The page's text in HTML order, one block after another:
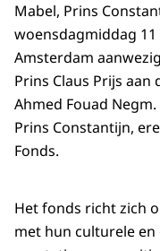
Mabel, Prins
woensdagmiddag
Amsterdam
Prins Claus Prijs
Ahmed Fouad
Prins Constantijn,
Fonds.
Het fonds richt zich
met hun culturele